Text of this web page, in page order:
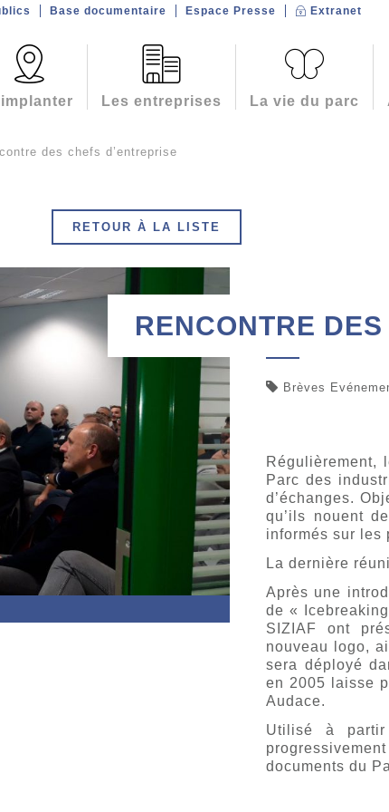
Les entreprises La vie du parc
Base documentaire Espace Presse Extranet
des chefs d’entreprise
RETOUR À LA LISTE
RENCONTRE
Brèves
Régulièrement,
Parc des
d’échanges.
qu’ils nouent
informés sur les
La dernière
Après une
de «
SIZIAF ont
nouveau logo,
sera déployé
en 2005 laisse
Audace.
Utilisé à
documents du